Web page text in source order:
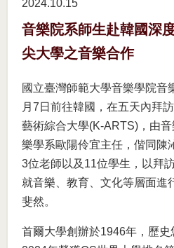
2024.10 15
音樂院系師生赴韓國深
尖大學之音樂合作
國立臺灣師範大學音樂學院音
月7日前往韓國，在五天內拜
藝術綜合大學(K-ARTS)，由
樂學系歐陽伶宜主任，偕同陳
3位老師以及11位學生，以拜
就音樂、教育、文化等層面進
斐然。
首爾大學創辦於1946年，歷